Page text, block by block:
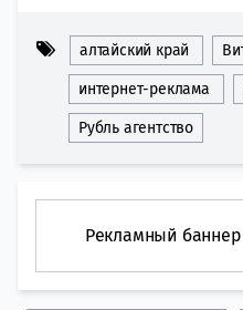
алтайский край
интернет-реклама
Рубль агентство
Рекламный